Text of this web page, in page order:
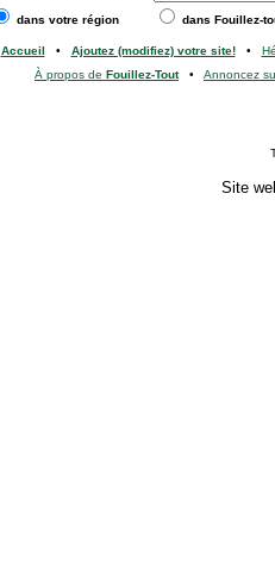
dans votre région dans Fouillez-
Accueil • Ajoutez (modifiez) votre site!•
À propos de Fouillez-Tout• Annoncez
Site